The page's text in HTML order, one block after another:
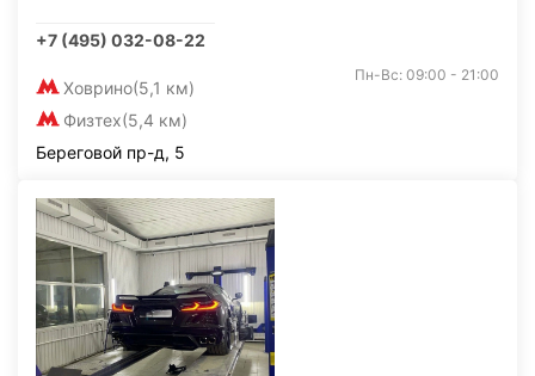
+7 (495) 032-08-22
Ховрино(5,1 км)
Физтех(5,4 км)
Пн-Вс: 09:00 - 21:00
Береговой пр-д, 5